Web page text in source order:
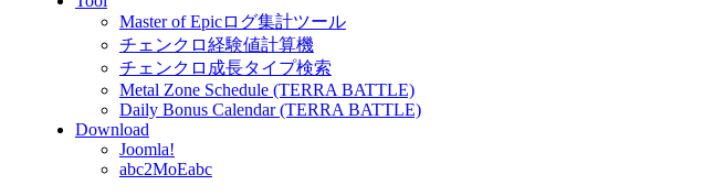
Master of Epicログ集計ツール
チェンクロ経験値計算機
チェンクロ成長タイプ検索
Metal Zone Schedule (TERRA BATTLE)
Daily Bonus Calendar (TERRA BATTLE)
Download
Joomla!
abc2MoEabc